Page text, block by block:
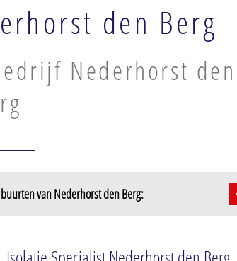
den Berg
Nederhorst den
van Nederhorst den Berg: